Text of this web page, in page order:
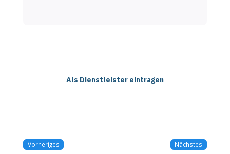
Als Dienstleister eintragen
Vorheriges Nächstes